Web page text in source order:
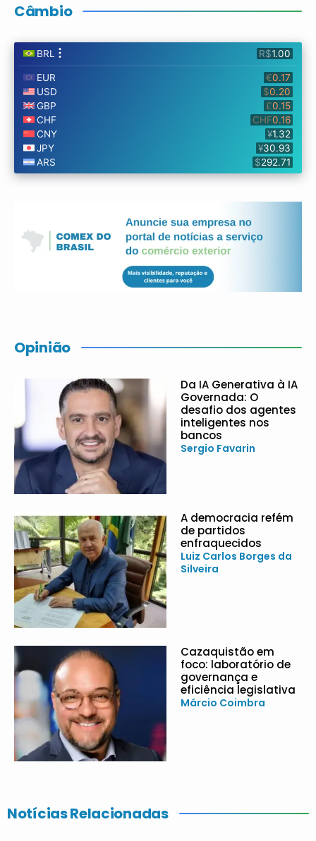
Câmbio
Opinião
Da IA Generativa à IA
Governada: O
desafio dos agentes
inteligentes nos
bancos
Sergio Favarin
A democracia refém
de partidos
enfraquecidos
Luiz Carlos Borges da
Silveira
Cazaquistão em
foco: laboratório de
governança e
eficiência legislativa
Márcio Coimbra
Notícias Relacionadas